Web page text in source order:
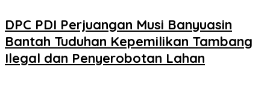
DPC PDI Perjuangan Musi Banyuasin
Bantah Tuduhan Kepemilikan Tambang
Ilegal dan Penyerobotan Lahan